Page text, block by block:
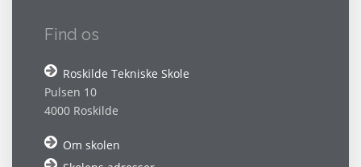
Find os
Roskilde Tekniske Skole
Pulsen 10
4000 Roskilde
Om skolen